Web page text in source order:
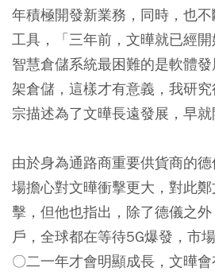
年積極開發新業務，同時，也
工具，「三年前，文曄就已經開
智慧倉儲系統最困難的是軟體
架倉儲，這樣才有意義，我研
宗描述為了文曄長遠發展，早就
由於身為通路商重要供貨商的
場擔心對文曄衝擊更大，對此
擊，但他也指出，除了德儀之
戶，全球都在等待5G爆發，市
〇二一年才會明顯成長，文曄